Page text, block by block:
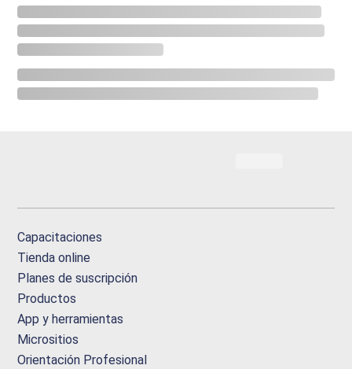
Capacitaciones
Tienda online
Planes de suscripción
Productos
App y herramientas
Micrositios
Orientación Profesional